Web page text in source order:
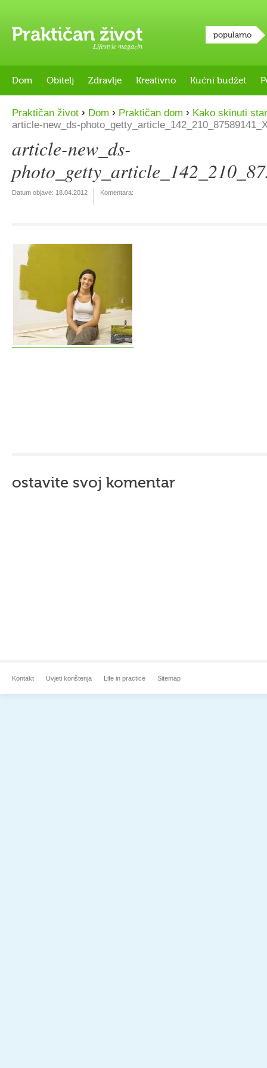
Lifestyle magazin
popularno
Dom Obitelj Zdravlje Kreativno Kućni budžet
Praktičan život › Dom › Praktičan dom › Kako skinuti
article-new_ds-
article-new_ds-
Datum objave: 18.04.2012 Komentara:
ostavite svoj komentar
Kontakt Uvjeti korištenja Life in practice Sitemap